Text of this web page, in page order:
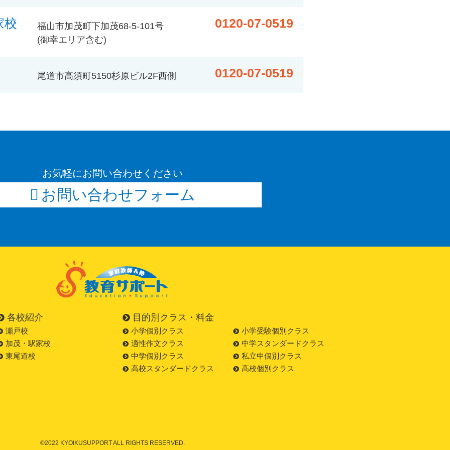
校
福山市加茂町下加茂68-5-101号
(御幸エリア含む)
0120-07-0519
尾道市高須町5150杉原ビル2F西側 0120-07-0519
お気軽にお問い合わせください
お問い合わせフォーム
各校紹介
瀬戸校
加茂・駅家校
東尾道校
目的別クラス・料金
小学個別クラス
小学受験個別クラス
適性作文クラス
中学スタンダードクラス
中学個別クラス
私立中個別クラス
高校スタンダードクラス
高校個別クラス
©2022 KYOIKUSUPPORT ALL RIGHTS RESERVED.